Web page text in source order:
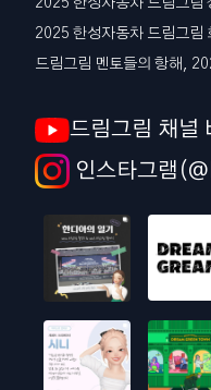
2025 한성자동차 드림그림
2025 한성자동차 드림그림
드림그림 멘토들의 항해,
드림그림 채널
인스타그램